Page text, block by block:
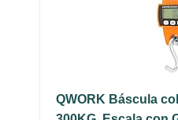
QWORK Báscula